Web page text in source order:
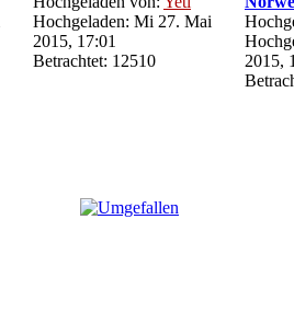
Hochgeladen: Mi 27. Mai
2015, 17:01
Betrachtet: 12510
2015,